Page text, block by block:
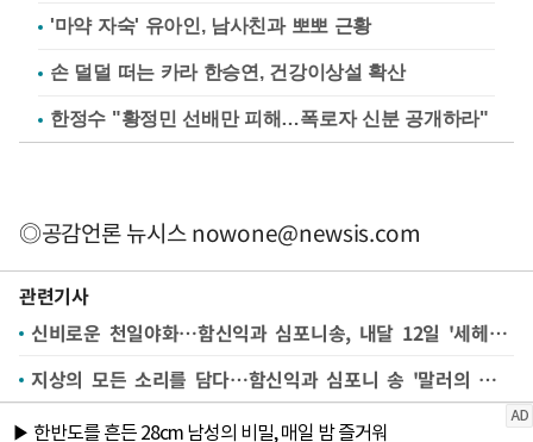
'마약 자숙' 유아인, 남사친과 뽀뽀 근황
손 덜덜 떠는 카라 한승연, 건강이상설 확산
한정수 "황정민 선배만 피해…폭로자 신분 공개하라"
◎공감언론 뉴시스nowone@newsis.com
관련기사
신비로운 천일야화…함신익과 심포니송, 내달 12일 '세헤라자데' 선보여
지상의 모든 소리를 담다…함신익과 심포니 송 '말러의 부활'